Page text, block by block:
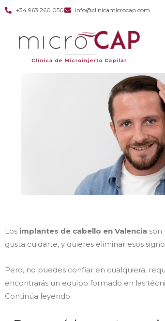
+34 963 260 050 info@clinicamicrocap.com
Los implantes de cabello en Valencia son
gusta cuidarte, y quieres eliminar esos
Pero, no puedes confiar en cualquiera,
encontrarás un equipo formado en las
Continúa leyendo.